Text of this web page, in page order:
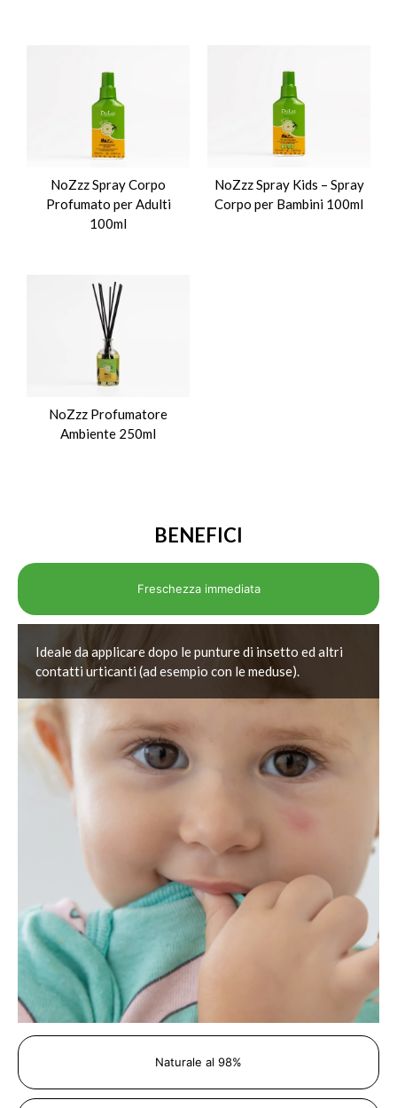
NoZzz Spray Corpo
Profumato per Adulti
100ml
NoZzz Spray Kids – Spray
Corpo per Bambini 100ml
NoZzz Profumatore
Ambiente 250ml
BENEFICI
Freschezza immediata
Naturale al 98%
Ideale da applicare dopo le punture di insetto ed altri
contatti urticanti (ad esempio con le meduse).